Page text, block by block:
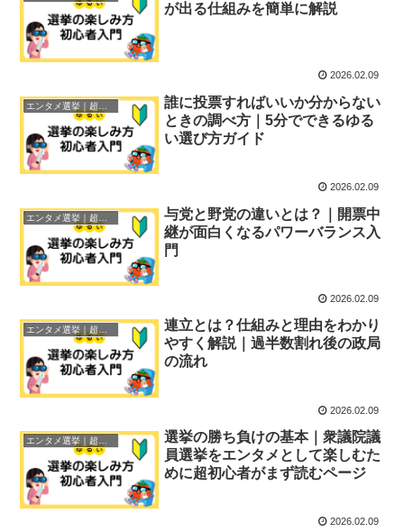
が出る仕組みを簡単に解説
2026.02.09
エンタメ選挙｜超初心者ガイド
誰に投票すればいいか分からない
ときの調べ方｜5分でできるゆる
い選び方ガイド
2026.02.09
与党と野党の違いとは？｜開票中
継が面白くなるパワーバランス入
門
2026.02.09
連立とは？仕組みと理由をわかり
やすく解説｜過半数割れ後の政局
の流れ
2026.02.09
エンタメ選挙｜超初心者ガイド
選挙の勝ち負けの基本｜衆議院議
員選挙をエンタメとして楽しむた
めに超初心者がまず読むページ
2026.02.09